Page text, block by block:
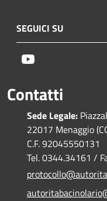
SEGUICI SU
Contatti
Sede Legale:
22017 Menaggio
C.F. 92045550131
Tel. 0344.34161 /